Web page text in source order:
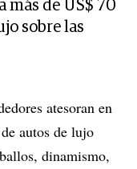
más de US$ 70
sobre las
atesoran en
autos de lujo
dinamismo,